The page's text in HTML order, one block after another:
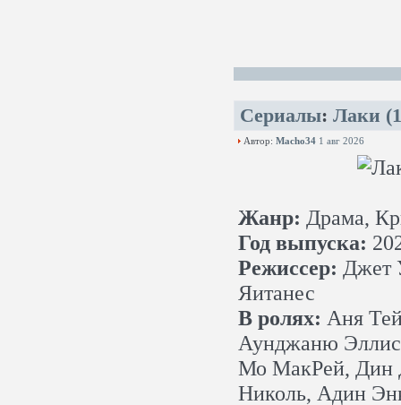
Сериалы: Лаки
Автор: Macho34 1 авг 2026
Жанр: Драма,
Год выпуска:
Режиссер: Джет
Яитанес
В ролях: Аня
Аунджаню
Мо МакРей, Дин
Николь, Адин